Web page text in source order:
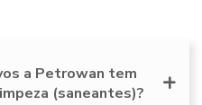
a Petrowan tem
(saneantes)?